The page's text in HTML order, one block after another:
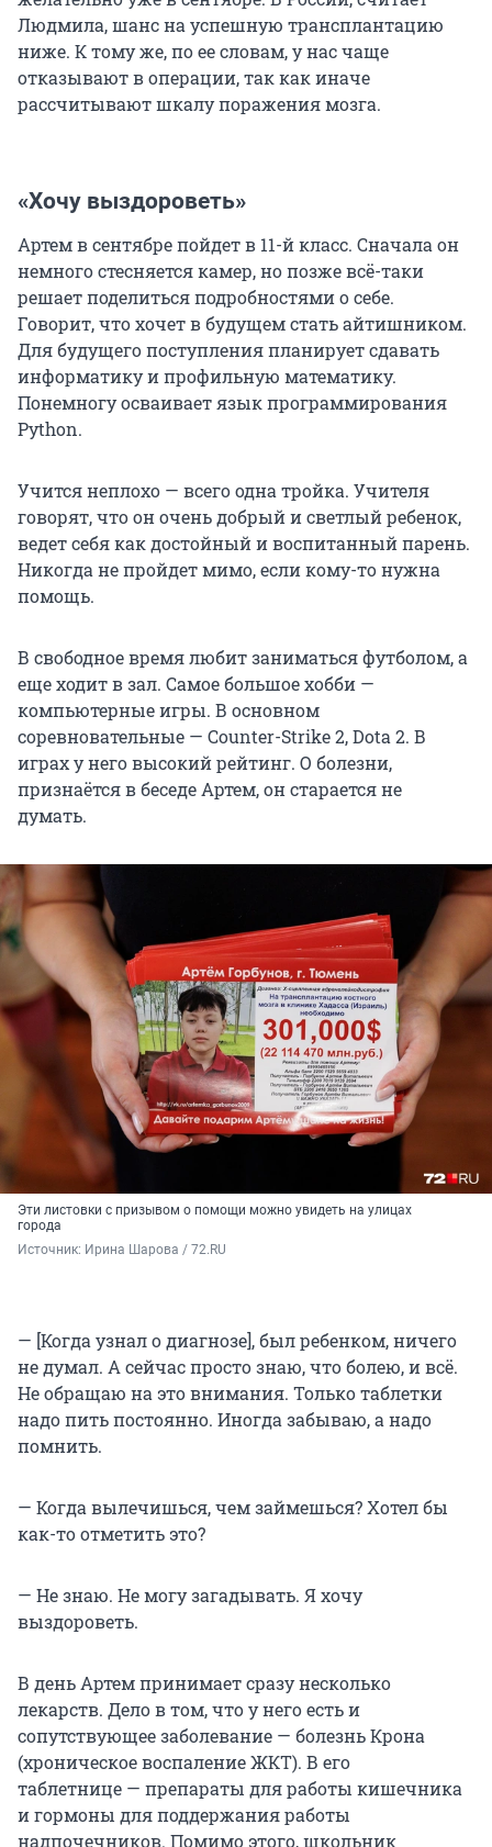
Людмила, шанс на успешную трансплантацию
ниже. К тому же, по ее словам, у нас чаще
отказывают в операции, так как иначе
рассчитывают шкалу поражения мозга.
«Хочу выздороветь»
Артем в сентябре пойдет в 11-й класс. Сначала он
немного стесняется камер, но позже всё-таки
решает поделиться подробностями о себе.
Говорит, что хочет в будущем стать айтишником.
Для будущего поступления планирует сдавать
информатику и профильную математику.
Понемногу осваивает язык программирования
Python.
Учится неплохо — всего одна тройка. Учителя
говорят, что он очень добрый и светлый ребенок,
ведет себя как достойный и воспитанный парень.
Никогда не пройдет мимо, если кому-то нужна
помощь.
В свободное время любит заниматься футболом, а
еще ходит в зал. Самое большое хобби —
компьютерные игры. В основном
соревновательные — Counter-Strike 2, Dota 2. В
играх у него высокий рейтинг. О болезни,
признаётся в беседе Артем, он старается не
думать.
Эти листовки с призывом о помощи можно увидеть на улицах
города
Источник: Ирина Шарова / 72.RU
— [Когда узнал о диагнозе], был ребенком, ничего
не думал. А сейчас просто знаю, что болею, и всё.
Не обращаю на это внимания. Только таблетки
надо пить постоянно. Иногда забываю, а надо
помнить.
— Когда вылечишься, чем займешься? Хотел бы
как-то отметить это?
— Не знаю. Не могу загадывать. Я хочу
выздороветь.
В день Артем принимает сразу несколько
лекарств. Дело в том, что у него есть и
сопутствующее заболевание — болезнь Крона
(хроническое воспаление ЖКТ). В его
таблетнице — препараты для работы кишечника
и гормоны для поддержания работы
надпочечников. Помимо этого, школьник